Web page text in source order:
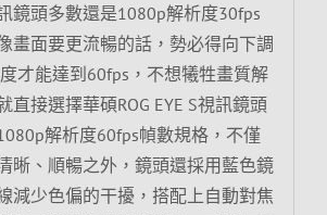
鏡頭多數還是1080p解析度30fps
畫面要更流暢的話，勢必得向下調
才能達到60fps，不想犧牲畫質解
直接選擇華碩ROG EYE S視訊鏡頭
解析度60fps幀數規格，不僅
晰、順暢之外，鏡頭還採用藍色鏡
減少色偏的干擾，搭配上自動對焦